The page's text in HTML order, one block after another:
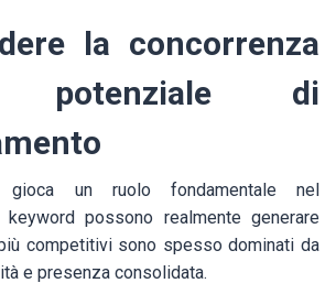
la concorrenza
di
gioca un ruolo fondamentale nel
keyword possono realmente generare
competitivi sono spesso dominati da
e presenza consolidata.